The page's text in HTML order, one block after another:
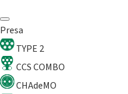
Presa
TYPE 2
CCS COMBO
CHAdeMO